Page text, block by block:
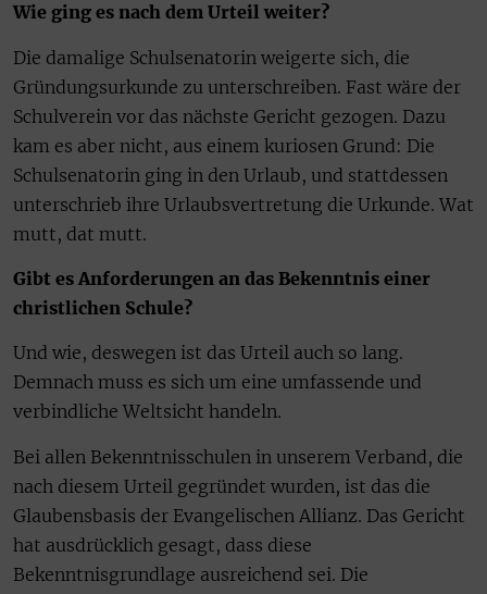
Wie ging es nach dem Urteil weiter?
Die damalige Schulsenatorin weigerte sich, die
Gründungsurkunde zu unterschreiben. Fast wäre der
Schulverein vor das nächste Gericht gezogen. Dazu
kam es aber nicht, aus einem kuriosen Grund: Die
Schulsenatorin ging in den Urlaub, und stattdessen
unterschrieb ihre Urlaubsvertretung die Urkunde. Wat
mutt, dat mutt.
Gibt es Anforderungen an das Bekenntnis einer
christlichen Schule?
Und wie, deswegen ist das Urteil auch so lang.
Demnach muss es sich um eine umfassende und
verbindliche Weltsicht handeln.
Bei allen Bekenntnisschulen in unserem Verband, die
nach diesem Urteil gegründet wurden, ist das die
Glaubensbasis der Evangelischen Allianz. Das Gericht
hat ausdrücklich gesagt, dass diese
Bekenntnisgrundlage ausreichend sei. Die